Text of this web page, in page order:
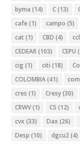
byma (14) C(13)
cafe (1) campo (5)
cat (1) CBD (4) ccl
CEDEAR(103) CEPU
cig (1) citi (18)
COLOMBIA(41)
cres (1) Cresy(30)
CRWV(1) CS (12)
cvx (33) Dax (26)
Desp (10) dgcu2(4)